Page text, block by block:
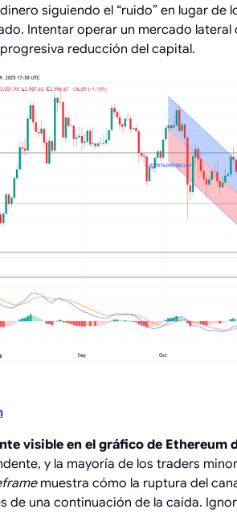
siguiendo el “ruido” en lugar
Intentar operar un mercado
reducción del capital.
visible en el gráfico de Ethereum
y la mayoría de los traders
muestra cómo la ruptura del
de una continuación de la caída.